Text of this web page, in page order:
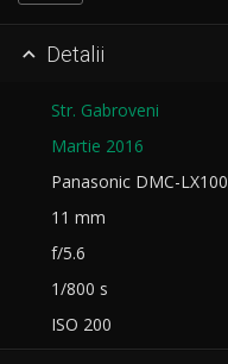
 Detalii
Str. Gabroveni
Martie 2016
Panasonic DMC-LX100
11 mm
f/5.6
1/800 s
ISO 200